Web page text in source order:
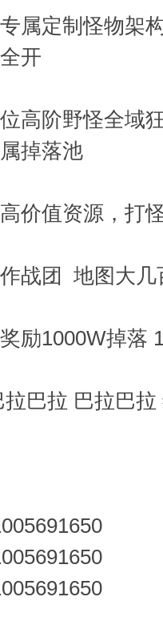
属定制怪物架
开
高阶野怪全域
掉落池
价值资源，打
战团 地图大
励1000W掉落
拉巴拉 巴拉巴